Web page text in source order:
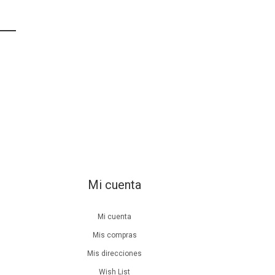
Mi cuenta
Mi cuenta
Mis compras
Mis direcciones
Wish List